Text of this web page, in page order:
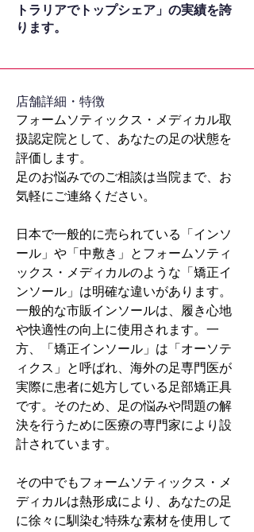
トラリアでトップシェア」の実績を誇
ります。
​店舗詳細・特徴
フォームソティックス・メディカル取
扱認定院として、あなたの足の状態を
評価します。
足のお悩みでのご相談は当院まで、お
気軽にご連絡ください。
日本で一般的に売られている「インソ
ール」や「中敷き」とフォームソティ
ックス・メディカルのような「矯正イ
ンソール」は明確な違いがあります。
一般的な市販インソールは、履き心地
や快適性の向上に使用されます。一
方、「矯正インソール」は「オーソテ
ィクス」と呼ばれ、海外の足専門医が
実際に患者に処方している足部矯正具
です。そのため、足の悩みや問題の解
決を行うために医療の専門家により設
計されています。
その中でもフォームソティックス・メ
ディカルは熱形成により、あなたの足
に徐々に馴染む特殊な素材を使用して